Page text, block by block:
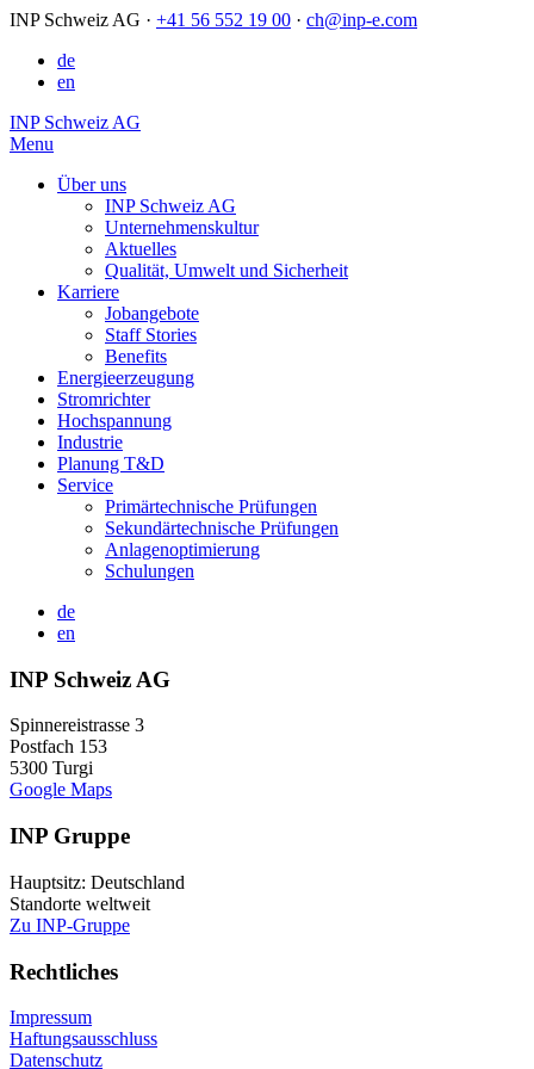
INP Schweiz AG · +41 56 552 19 00 · ch@inp-e.com
de
en
INP Schweiz AG
Menu
Über uns
INP Schweiz AG
Unternehmenskultur
Aktuelles
Qualität, Umwelt und Sicherheit
Karriere
Jobangebote
Staff Stories
Benefits
Energieerzeugung
Stromrichter
Hochspannung
Industrie
Planung T&D
Service
Primärtechnische Prüfungen
Sekundärtechnische Prüfungen
Anlagenoptimierung
Schulungen
de
en
INP Schweiz AG
Spinnereistrasse 3
Postfach 153
5300 Turgi
Google Maps
INP Gruppe
Hauptsitz: Deutschland
Standorte weltweit
Zu INP-Gruppe
Rechtliches
Impressum
Haftungsausschluss
Datenschutz